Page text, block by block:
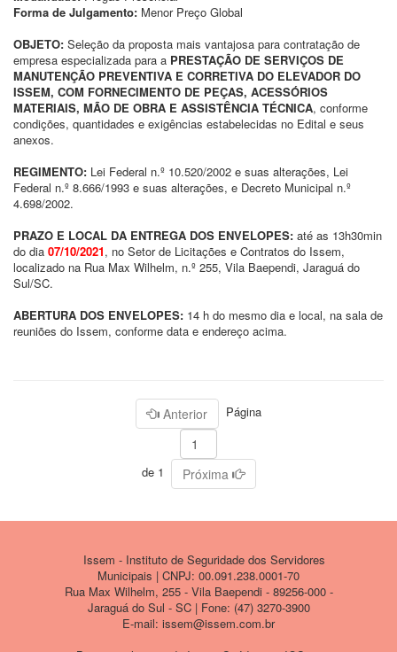
Forma de Julgamento: Menor Preço Global
OBJETO: Seleção da proposta mais vantajosa para contratação de
empresa especializada para a PRESTAÇÃO DE SERVIÇOS DE
MANUTENÇÃO PREVENTIVA E CORRETIVA DO ELEVADOR DO
ISSEM, COM FORNECIMENTO DE PEÇAS, ACESSÓRIOS
MATERIAIS, MÃO DE OBRA E ASSISTÊNCIA TÉCNICA, conforme
condições, quantidades e exigências estabelecidas no Edital e seus
anexos.
REGIMENTO: Lei Federal n.º 10.520/2002 e suas alterações, Lei
Federal n.º 8.666/1993 e suas alterações, e Decreto Municipal n.º
4.698/2002.
PRAZO E LOCAL DA ENTREGA DOS ENVELOPES: até as 13h30min
do dia 07/10/2021, no Setor de Licitações e Contratos do Issem,
localizado na Rua Max Wilhelm, n.º 255, Vila Baependi, Jaraguá do
Sul/SC.
ABERTURA DOS ENVELOPES: 14 h do mesmo dia e local, na sala de
reuniões do Issem, conforme data e endereço acima.
Anterior Página
de 1 Próxima
Issem - Instituto de Seguridade dos Servidores
Municipais | CNPJ: 00.091.238.0001-70
Rua Max Wilhelm, 255 - Vila Baependi - 89256-000 -
Jaraguá do Sul - SC | Fone: (47) 3270-3900
E-mail: issem@issem.com.br